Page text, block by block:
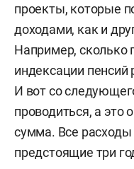
проекты, которые
доходами, как и
Например, сколько
индексации
И вот со
проводиться, а это
сумма. Все
предстоящие три